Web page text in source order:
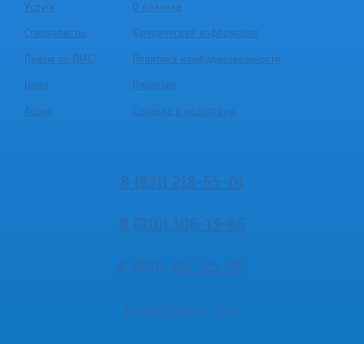
Услуги
О клинике
Специалисты
Юридическая информация
Приём по ДМС
Политика конфиденциальности
Цены
Лицензия
Акции
Справка в налоговую
8 (831) 218-55-01
8 (910) 106-13-66
8 (831) 267-25-00
visus@visus-1.ru